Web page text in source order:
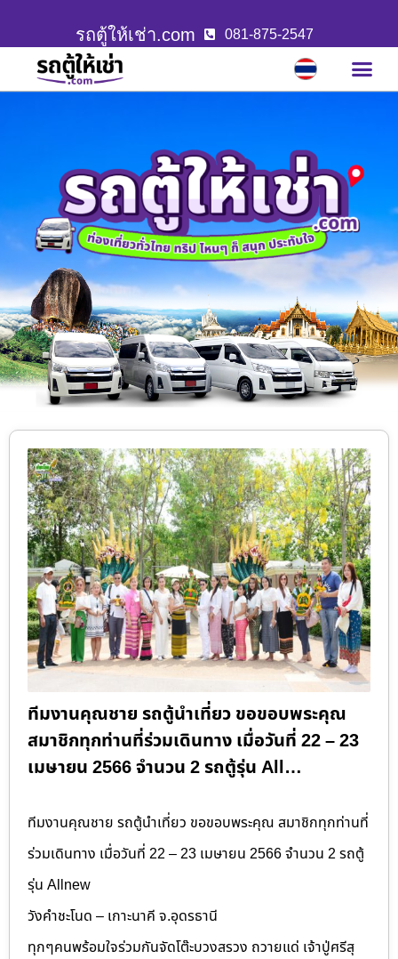
รถตู้ให้เช่า.com 081-875-2547
ทีมงานคุณชาย รถตู้นำเที่ยว ขอขอบพระคุณ
สมาชิกทุกท่านที่ร่วมเดินทาง เมื่อวันที่ 22 – 23
เมษายน 2566 จำนวน 2 รถตู้รุ่น All…
ทีมงานคุณชาย รถตู้นำเที่ยว ขอขอบพระคุณ สมาชิกทุกท่านที่
ร่วมเดินทาง เมื่อวันที่ 22 – 23 เมษายน 2566 จำนวน 2 รถตู้
รุ่น Allnew
วังคำชะโนด – เกาะนาคี จ.อุดรธานี
ทุกๆคนพร้อมใจร่วมกันจัดโต๊ะบวงสรวง ถวายแด่ เจ้าปู่ศรีสุ